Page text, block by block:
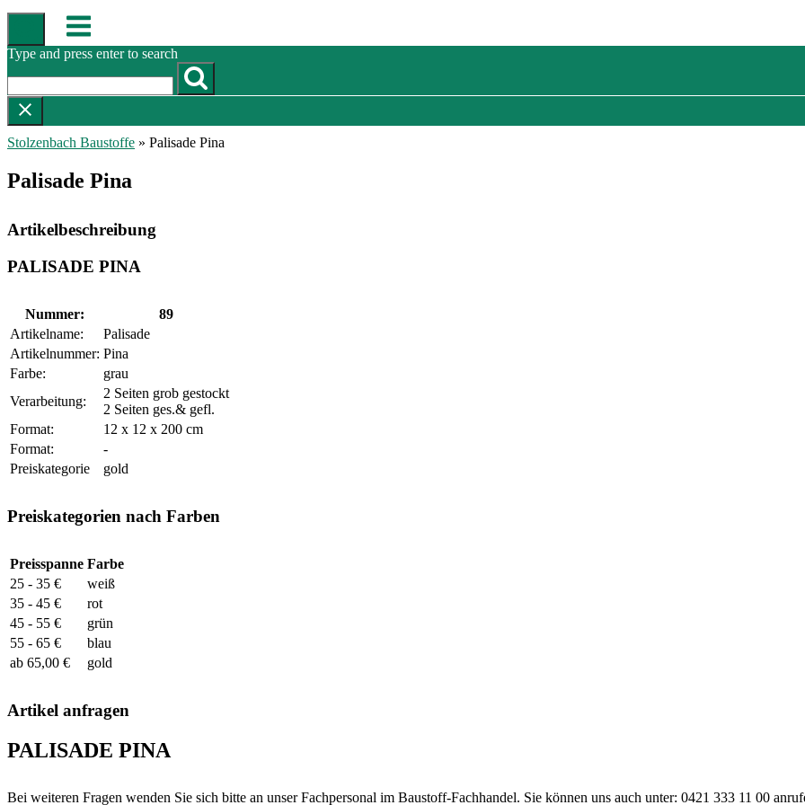
Skip
content
Menu
Type and press enter to search
Stolzenbach Baustoffe » Palisade Pina
Palisade Pina
Artikelbeschreibung
PALISADE PINA
Nummer:
89
Artikelname:
Palisade
Artikelnummer: Pina
Farbe:
grau
Verarbeitung:
2 Seiten grob gestockt
2 Seiten ges.& gefl.
Format:
12 x 12 x 200 cm
Format:
-
Preiskategorie
gold
Preiskategorien nach Farben
Preisspanne Farbe
25 - 35 €
weiß
35 - 45 €
rot
45 - 55 €
grün
55 - 65 €
blau
ab 65,00 €
gold
Artikel anfragen
PALISADE PINA
Bei weiteren Fragen wenden Sie sich bitte an unser Fachpersonal im Baustoff-Fachhandel. Sie können uns auch unter: 0421 333 11 00